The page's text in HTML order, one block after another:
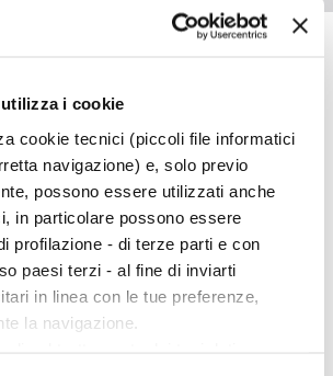
i cookie
cookie tecnici (piccoli file informatici
navigazione) e, solo previo
possono essere utilizzati anche
in particolare possono essere
profilazione - di terze parti e con
paesi terzi - al fine di inviarti
in linea con le tue preferenze,
la navigazione.
Tolkien nacque il 3 gennaio
in Sudafrica, da genitori
Lingua e letteratura anglosassone
e letteratura inglese. Morì a
Hampshire, il 2 settembre